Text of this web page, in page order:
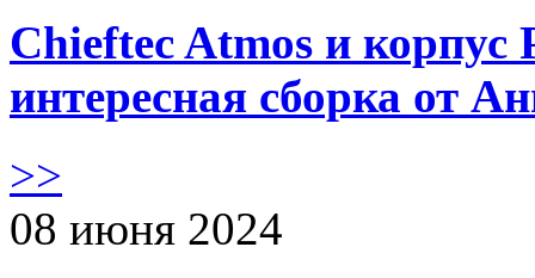
Chieftec Atmos и корпус
интересная сборка от
>>
08 июня 2024